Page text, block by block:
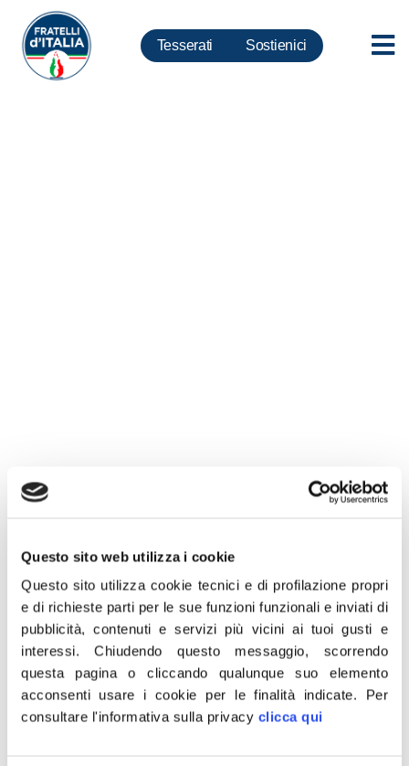
Questo sito web utilizza i cookie
Questo sito utilizza cookie tecnici e di profilazione propri
e di richieste parti per le sue funzioni funzionali e inviati di
pubblicità, contenuti e servizi più vicini ai tuoi gusti e
interessi.Chiudendo questo messaggio, scorrendo
questa pagina o cliccando qualunque suo elemento
acconsenti usare i cookie per le finalità indicate. Per
consultare l'informativa sulla privacy clicca qui
Tesserati Sostienici
“Occhi aperti sul programma ‘Farm to fork’ che penalizza
della nostra dieta mediterranea. Contrasteremo in ogni
modo il tentativo di introdurre il sistema di etichettatura
nominato ‘nutriscore’, già bocciato in Parlamento con
una mozione a prima firma Fratelli d’Italia. Bene invece
l’estensione dell’etichettatura sull’origine degli alimenti a
tutela della qualità del prodotto italiano”.